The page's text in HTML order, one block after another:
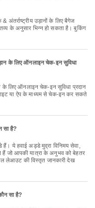
के अनुसार भिन्न हो सकता है। बुकिंग
के लिए ऑनलाइन चेक-इन सुविधा
या ऐप के माध्यम से चेक-इन कर सकते
सा है?
ये हवाई अड्डे मुद्रा विनिमय सेवा,
हैं जो आपकी यात्रा के अनुभव को बेहतर
लेआउट की विस्तृत जानकारी देख
सा है?